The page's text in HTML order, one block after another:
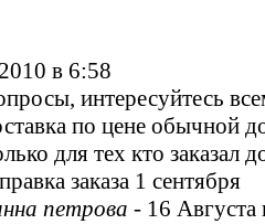
в 6:58
интересуйтесь
по цене обычной
для тех кто заказал
заказа 1 сентября
петрова - 16 Августа